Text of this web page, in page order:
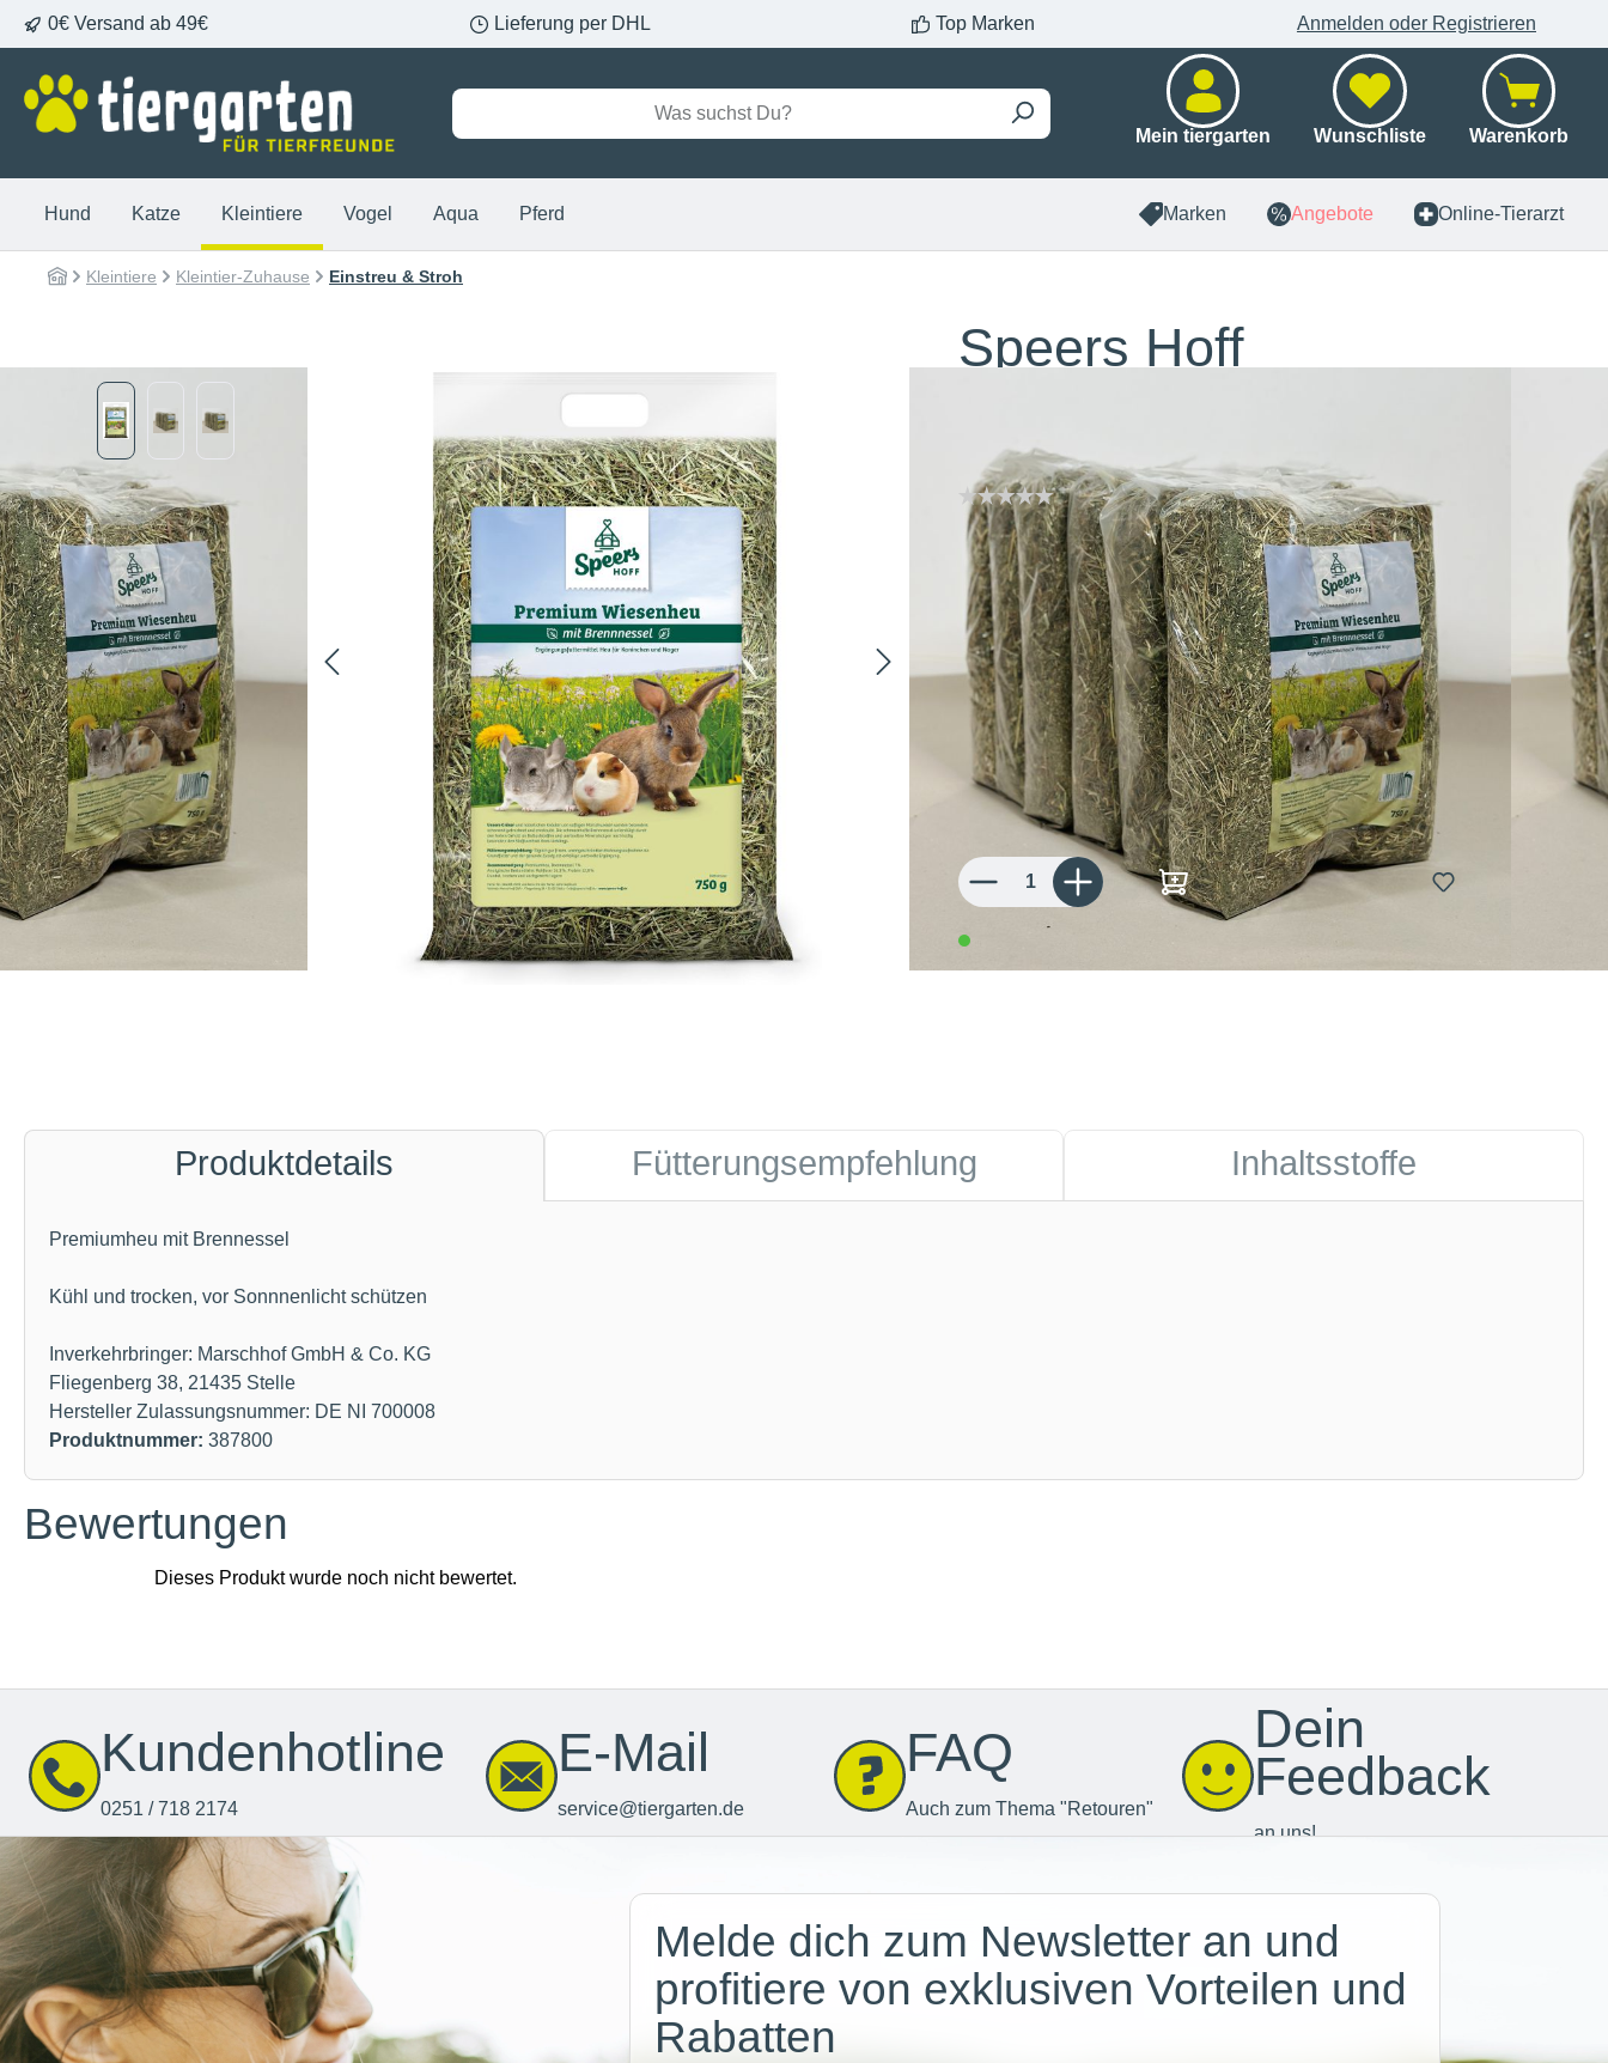
Zur Hauptnavigation springen
0€ Versand ab 49€ Lieferung per DHL Top Marken Anmelden oder Registrieren
Mein tiergarten Wunschliste Warenkorb
Hund Katze Kleintiere Vogel Aqua Pferd Marken Angebote Online-Tierarzt
Kleintiere Kleintier-Zuhause Einstreu & Stroh
Bildergalerie überspringen
Speers Hoff
Brennessel
Inhalt: 1 x 750 g
Sorten
4,98 €
6,64 € / 1 kg
inkl. MwSt.
Produkt Anzahl: Gib den gewünschten Wert ein oder benutze die Schaltflächen um die Anzahl zu
In den Warenkorb
Produktdetails Fütterungsempfehlung Inhaltsstoffe
Premiumheu mit Brennessel
Kühl und trocken, vor Sonnnenlicht schützen
Inverkehrbringer: Marschhof GmbH & Co. KG
Fliegenberg 38, 21435 Stelle
Hersteller Zulassungsnummer: DE NI 700008
Produktnummer: 387800
Bewertungen
Kundenhotline
0251 / 718 2174
E-Mail
service@tiergarten.de
FAQ
Auch zum Thema "Retouren"
Dein
Feedback
an uns!
Melde dich zum Newsletter an und
profitiere von exklusiven Vorteilen und
Rabatten